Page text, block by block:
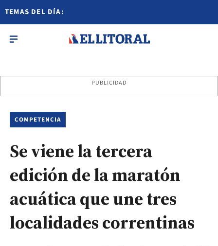
TEMAS DEL DÍA:
PUBLICIDAD
COMPETENCIA
Se viene la tercera
edición de la maratón
acuática que une tres
localidades correntinas